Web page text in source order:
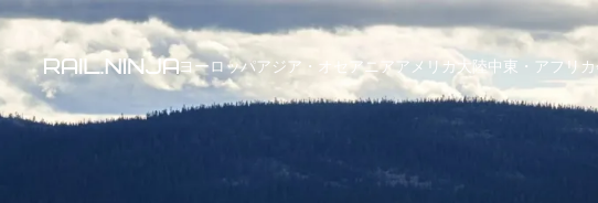
ヨーロッパアジア・オセアニアアメリカ大陸中東・アフリカ